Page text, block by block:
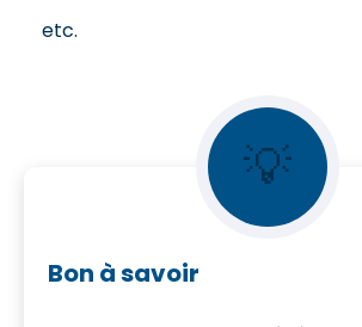
etc.
💡
Bon à savoir